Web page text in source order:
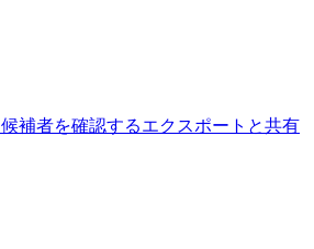
候補者を確認するエクスポートと共有